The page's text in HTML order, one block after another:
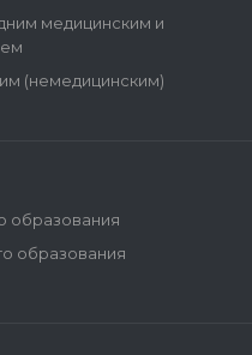
медицинским и
(немедицинским)
образования
образования